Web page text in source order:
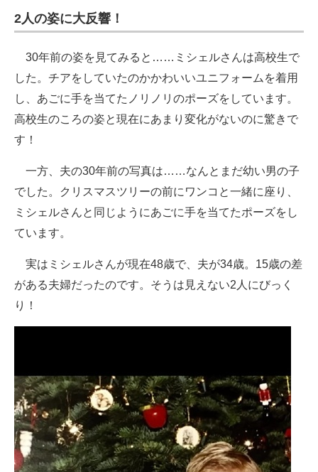
2人の姿に大反響！
30年前の姿を見てみると……ミシェルさんは高校生で
した。チアをしていたのかかわいいユニフォームを着用
し、あごに手を当てたノリノリのポーズをしています。
高校生のころの姿と現在にあまり変化がないのに驚きで
す！
一方、夫の30年前の写真は……なんとまだ幼い男の子
でした。クリスマスツリーの前にワンコと一緒に座り、
ミシェルさんと同じようにあごに手を当てたポーズをし
ています。
実はミシェルさんが現在48歳で、夫が34歳。15歳の差
がある夫婦だったのです。そうは見えない2人にびっく
り！